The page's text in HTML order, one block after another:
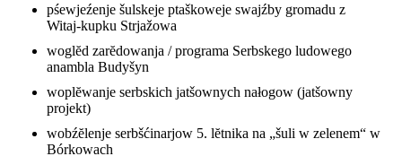
pśewjeźenje šulskeje ptaškoweje swajźby gromadu z
Witaj-kupku Strjažowa
woglĕd zarĕdowanja / programa Serbskego ludowego
anambla Budyšyn
woplĕwanje serbskich jatšownych nałogow (jatšowny
projekt)
wobźĕlenje serbšćinarjow 5. lĕtnika na „šuli w zelenem“ w
Bórkowach